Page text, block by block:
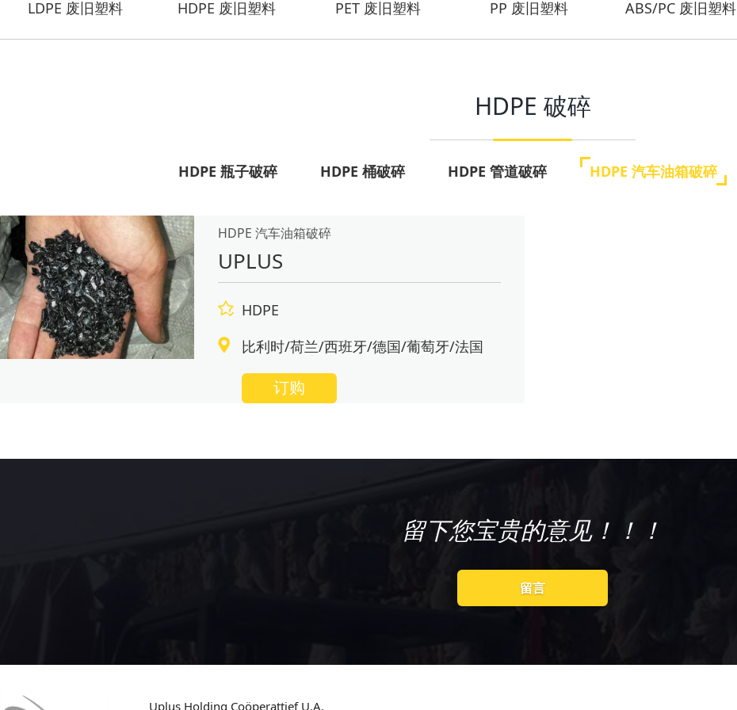
LDPE 废旧塑料 HDPE 废旧塑料 PET 废旧塑料 PP 废旧塑料 ABS/PC 废旧塑料
HDPE 破碎
HDPE 瓶子破碎 HDPE 桶破碎 HDPE 管道破碎 HDPE 汽车油箱破碎
HDPE 汽车油箱破碎
UPLUS
HDPE
比利时/荷兰/西班牙/德国/葡萄牙/法国
订购
留下您宝贵的意见！！！
留言
Uplus Holding Coöperattief U.A.